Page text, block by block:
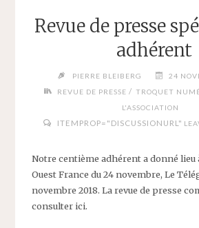
Revue de presse
adhérent
PIERRE BLEIBERG
24
REVUE DE PRESSE / TROQUET
L'ASSOCIATION
ITEMPROP="DISCUSSIONURL"
Notre centième adhérent a donné lieu
Ouest France du 24 novembre, Le
novembre 2018. La revue de presse
consulter ici.